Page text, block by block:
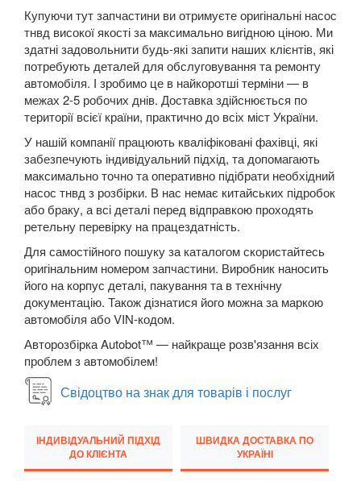
M5 E60/E61
5 Series F07 GT
5 Series F10
M5 F10
5 Series F11
5 Series G30/G31
5 Series G60/G61/G68
5 Series G60/G61 mHEV
5 Series i5 (G60E/G61E/G68E)
M5 F90
6 Series E63
6 Series E64
M6 E63/E64
6 Series F12
Купуючи тут запчастини ви отримуєте оригінальні насос
тнвд високої якості за максимально вигідною ціною. Ми
здатні задовольнити будь-які запити наших клієнтів, які
потребують деталей для обслуговування та ремонту
автомобіля. І зробимо це в найкоротші терміни — в
межах 2-5 робочих днів. Доставка здійснюється по
території всієї країни, практично до всіх міст України.
У нашій компанії працюють кваліфіковані фахівці, які
забезпечують індивідуальний підхід, та допомагають
максимально точно та оперативно підібрати необхідний
насос тнвд з розбірки. В нас немає китайських підробок
або браку, а всі деталі перед відправкою проходять
ретельну перевірку на працездатність.
Для самостійного пошуку за каталогом скористайтесь
оригінальним номером запчастини. Виробник наносить
його на корпус деталі, пакування та в технічну
документацію. Також дізнатися його можна за маркою
автомобіля або VIN-кодом.
Авторозбірка Autobot™ — найкраще розв'язання всіх
проблем з автомобілем!
Свідоцтво на знак для товарів і послуг
ІНДИВІДУАЛЬНИЙ ПІДХІД
ДО КЛІЄНТА
ШВИДКА ДОСТАВКА ПО
УКРАЇНІ